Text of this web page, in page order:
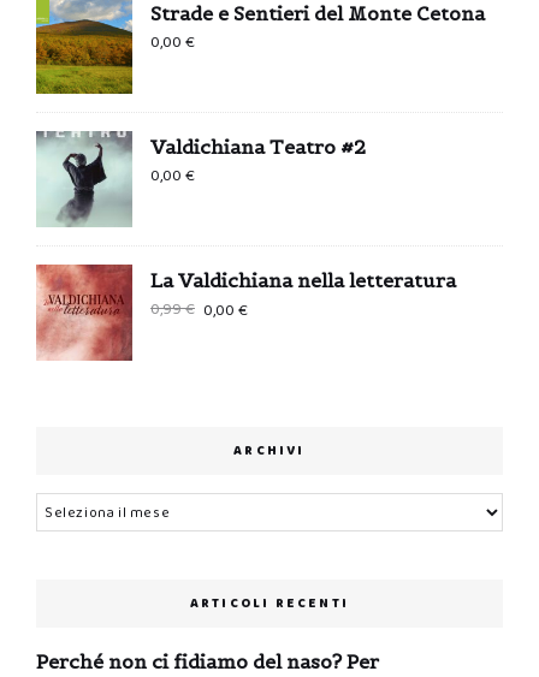
Strade e Sentieri del Monte Cetona
0,00€
Valdichiana Teatro #2
0,00€
La Valdichiana nella letteratura
0,99€ 0,00€
ARCHIVI
Archivi
ARTICOLI RECENTI
Perché non ci fidiamo del naso? Per